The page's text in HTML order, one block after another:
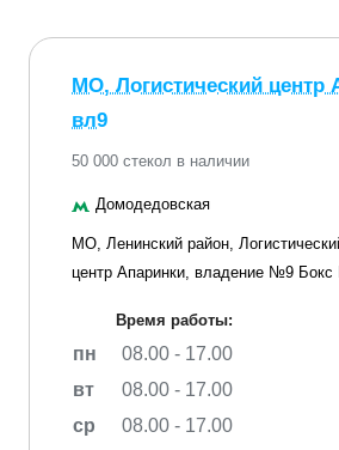
МО, Логистический центр
вл9
50 000 стекол в наличии
Домодедовская
МО, Ленинский район,
центр Апаринки, владение №9
Время работы:
пн
08.00 - 17.00
вт
08.00 - 17.00
ср
08.00 - 17.00